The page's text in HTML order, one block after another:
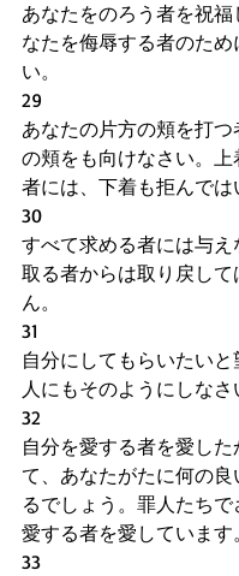
あなたをのろう者を祝
なたを侮辱する者のため
い。
29
あなたの片方の頬を打
の頬をも向けなさい。上
者には、下着も拒んでは
30
すべて求める者には与え
取る者からは取り戻して
ん。
31
自分にしてもらいたいと
人にもそのようにしなさ
32
自分を愛する者を愛した
て、あなたがたに何の良
るでしょう。罪人たち
愛する者を愛しています。
33